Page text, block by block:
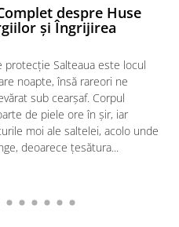
despre Huse
și Îngrijirea
protecție Salteaua este locul
noapte, însă rareori ne
sub cearșaf. Corpul
de piele ore în șir, iar
moi ale saltelei, acolo unde
deoarece țesătura...